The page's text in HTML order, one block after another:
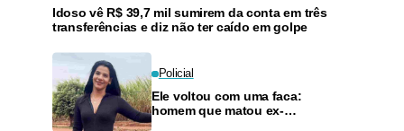
Idoso vê R$ 39,7 mil sumirem da conta em três
transferências e diz não ter caído em golpe
Policial
Ele voltou com uma faca:
homem que matou ex-